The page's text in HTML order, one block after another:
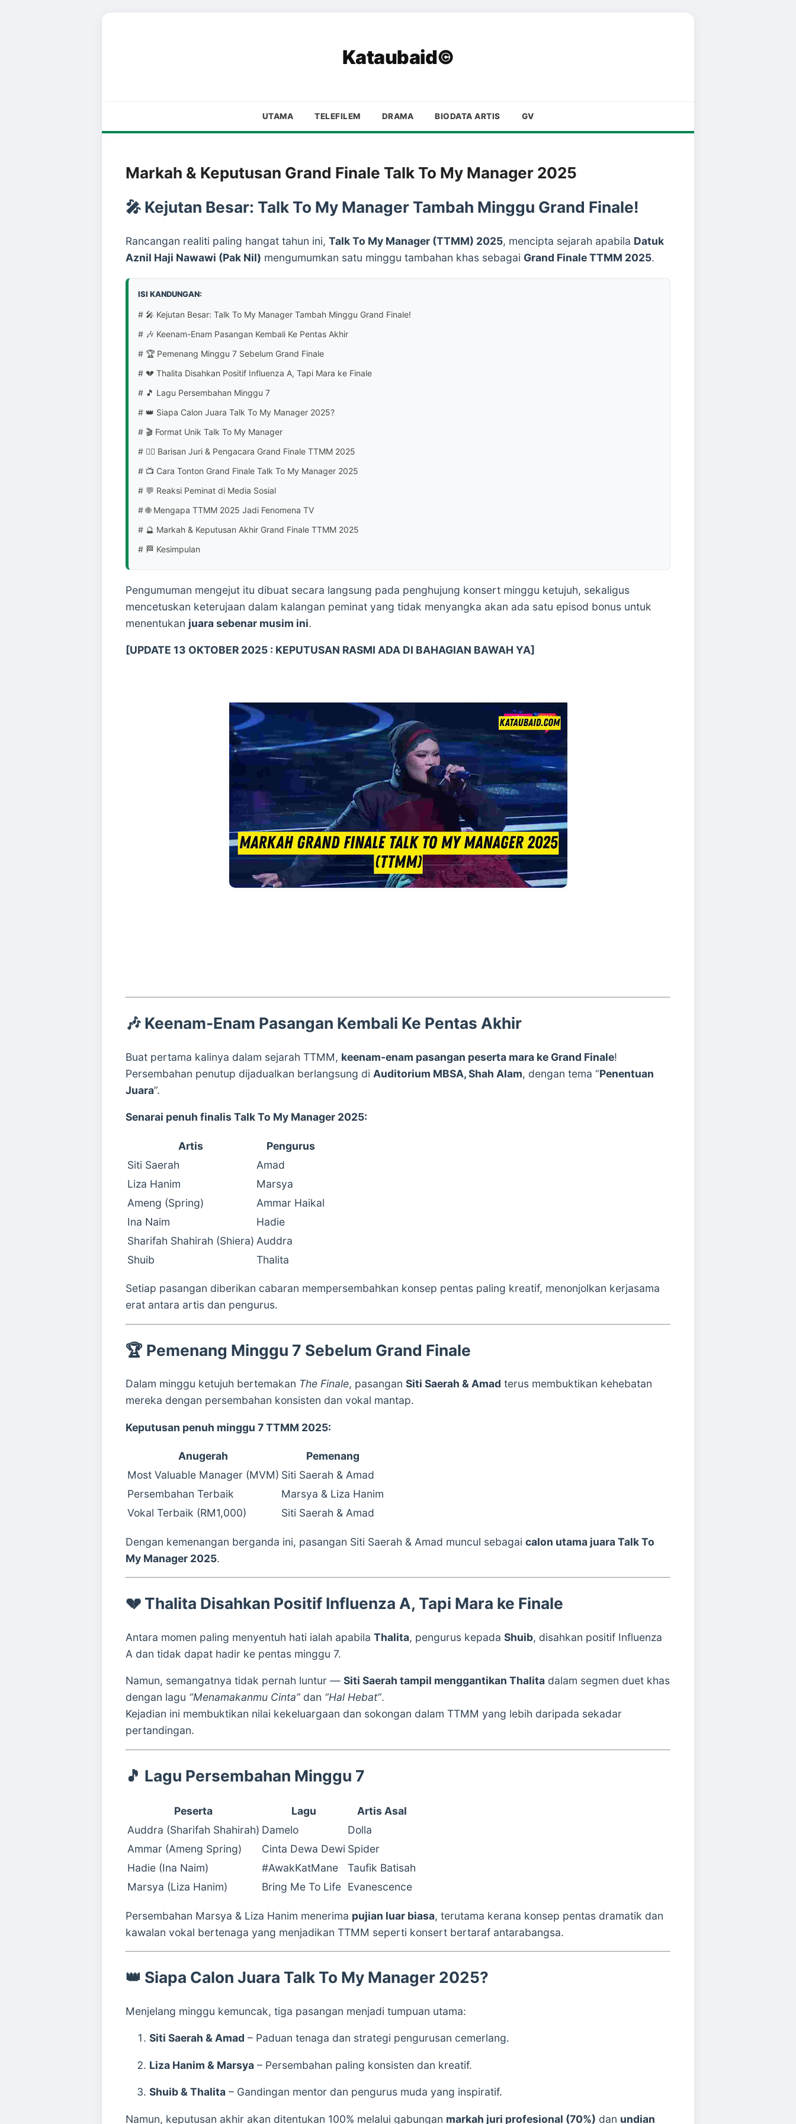
Kataubaid©
UTAMA TELEFILEM DRAMA BIODATA ARTIS GV
Markah & Keputusan Grand Finale Talk To My Manager 2025
🎤 Kejutan Besar: Talk To My Manager Tambah Minggu Grand Finale!
Rancangan realiti paling hangat tahun ini, Talk To My Manager (TTMM) 2025, mencipta sejarah apabila Datuk
Aznil Haji Nawawi (Pak Nil) mengumumkan satu minggu tambahan khas sebagai Grand Finale TTMM 2025.
ISI KANDUNGAN:
# 🎤 Kejutan Besar: Talk To My Manager Tambah Minggu Grand Finale!
# 🎶 Keenam-Enam Pasangan Kembali Ke Pentas Akhir
# 🏆 Pemenang Minggu 7 Sebelum Grand Finale
# 💔 Thalita Disahkan Positif Influenza A, Tapi Mara ke Finale
# 🎵 Lagu Persembahan Minggu 7
# 👑 Siapa Calon Juara Talk To My Manager 2025?
# 🎬 Format Unik Talk To My Manager
# 👩‍⚖️ Barisan Juri & Pengacara Grand Finale TTMM 2025
# 📺 Cara Tonton Grand Finale Talk To My Manager 2025
# 💬 Reaksi Peminat di Media Sosial
# 🌐 Mengapa TTMM 2025 Jadi Fenomena TV
# 🔮 Markah & Keputusan Akhir Grand Finale TTMM 2025
# 🏁 Kesimpulan
Pengumuman mengejut itu dibuat secara langsung pada penghujung konsert minggu ketujuh, sekaligus
mencetuskan keterujaan dalam kalangan peminat yang tidak menyangka akan ada satu episod bonus untuk
menentukan juara sebenar musim ini.
[UPDATE 13 OKTOBER 2025 : KEPUTUSAN RASMI ADA DI BAHAGIAN BAWAH YA]
🎶 Keenam-Enam Pasangan Kembali Ke Pentas Akhir
Buat pertama kalinya dalam sejarah TTMM, keenam-enam pasangan peserta mara ke Grand Finale!
Persembahan penutup dijadualkan berlangsung di Auditorium MBSA, Shah Alam, dengan tema “Penentuan
Juara”.
Senarai penuh finalis Talk To My Manager 2025:
Artis
Pengurus
Siti Saerah
Amad
Liza Hanim
Marsya
Ameng (Spring)
Ammar Haikal
Ina Naim
Hadie
Sharifah Shahirah (Shiera) Auddra
Shuib
Thalita
Setiap pasangan diberikan cabaran mempersembahkan konsep pentas paling kreatif, menonjolkan kerjasama
erat antara artis dan pengurus.
🏆 Pemenang Minggu 7 Sebelum Grand Finale
Dalam minggu ketujuh bertemakan The Finale, pasangan Siti Saerah & Amad terus membuktikan kehebatan
mereka dengan persembahan konsisten dan vokal mantap.
Keputusan penuh minggu 7 TTMM 2025:
Anugerah
Pemenang
Most Valuable Manager (MVM) Siti Saerah & Amad
Persembahan Terbaik
Marsya & Liza Hanim
Vokal Terbaik (RM1,000)
Siti Saerah & Amad
Dengan kemenangan berganda ini, pasangan Siti Saerah & Amad muncul sebagai calon utama juara Talk To
My Manager 2025.
💔 Thalita Disahkan Positif Influenza A, Tapi Mara ke Finale
Antara momen paling menyentuh hati ialah apabila Thalita, pengurus kepada Shuib, disahkan positif Influenza
A dan tidak dapat hadir ke pentas minggu 7.
Namun, semangatnya tidak pernah luntur — Siti Saerah tampil menggantikan Thalita dalam segmen duet khas
dengan lagu “Menamakanmu Cinta” dan “Hal Hebat”.
Kejadian ini membuktikan nilai kekeluargaan dan sokongan dalam TTMM yang lebih daripada sekadar
pertandingan.
🎵 Lagu Persembahan Minggu 7
Peserta Lagu
Artis Asal
Auddra (Sharifah Shahirah) Damelo
Dolla
Ammar (Ameng Spring)
Cinta Dewa Dewi Spider
Hadie (Ina Naim)
#AwakKatMane
Taufik Batisah
Marsya (Liza Hanim)
Bring Me To Life Evanescence
Persembahan Marsya & Liza Hanim menerima pujian luar biasa, terutama kerana konsep pentas dramatik dan
kawalan vokal bertenaga yang menjadikan TTMM seperti konsert bertaraf antarabangsa.
👑 Siapa Calon Juara Talk To My Manager 2025?
Menjelang minggu kemuncak, tiga pasangan menjadi tumpuan utama:
Siti Saerah & Amad – Paduan tenaga dan strategi pengurusan cemerlang.
Liza Hanim & Marsya – Persembahan paling konsisten dan kreatif.
Shuib & Thalita – Gandingan mentor dan pengurus muda yang inspiratif.
Namun, keputusan akhir akan ditentukan 100% melalui gabungan markah juri profesional (70%) dan undian